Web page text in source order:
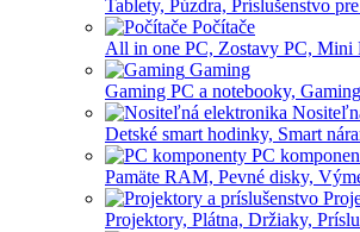
Tablety, Púzdra, Príslušenstvo
Počítače
All in one PC, Zostavy PC, Mini
Gaming
Gaming PC a notebooky,
Detské smart hodinky, Smart
PC
Pamäte RAM, Pevné disky,
Projektory, Plátna, Držiaky,